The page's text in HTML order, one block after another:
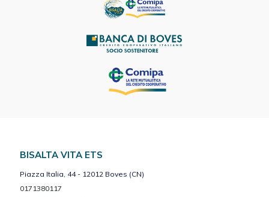
BISALTA VITA ETS
Piazza Italia, 44 - 12012 Boves (CN)
0171380117